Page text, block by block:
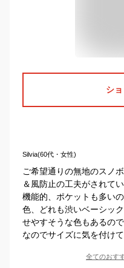
シ
Silvia(60代・女性)
ご希望通りの無地のスノ
＆風防止の工夫がされて
機能的、ポケットも多い
色、どれも渋いベーシッ
せやすそうな色もあるの
なのでサイズに気を付け
全てのおす